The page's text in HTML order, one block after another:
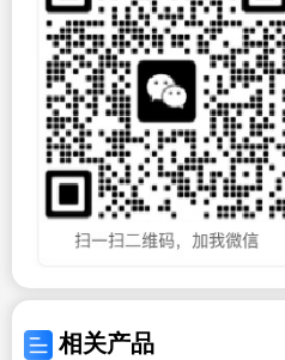
相关产品